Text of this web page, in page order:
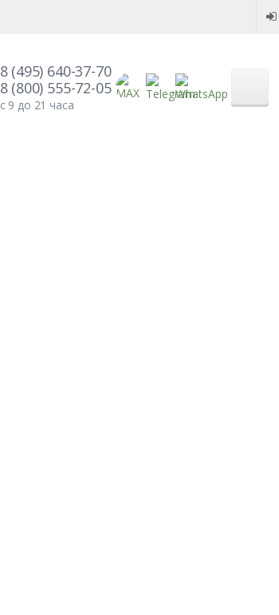
8 (495) 640-37-70
8 (800) 555-72-05
с 9 до 21 часа